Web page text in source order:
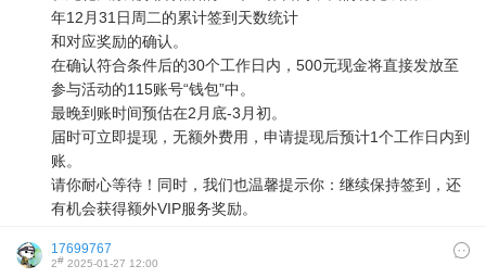
年12月31日周二的累计签到天数统计
和对应奖励的确认。
在确认符合条件后的30个工作日内，500元现金将直接发放至
参与活动的115账号“钱包”中。
最晚到账时间预估在2月底-3月初。
届时可立即提现，无额外费用，申请提现后预计1个工作日内到
账。
请你耐心等待！同时，我们也温馨提示你：继续保持签到，还
有机会获得额外VIP服务奖励。
17699767
2# 2025-01-27 12:00